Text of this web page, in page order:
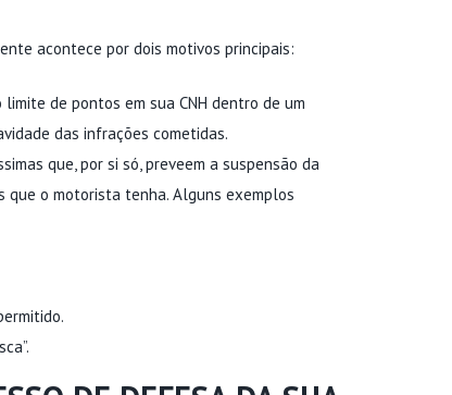
acontece por dois motivos principais:
de pontos em sua CNH dentro de um
das infrações cometidas.
que, por si só, preveem a suspensão da
que o motorista tenha. Alguns exemplos